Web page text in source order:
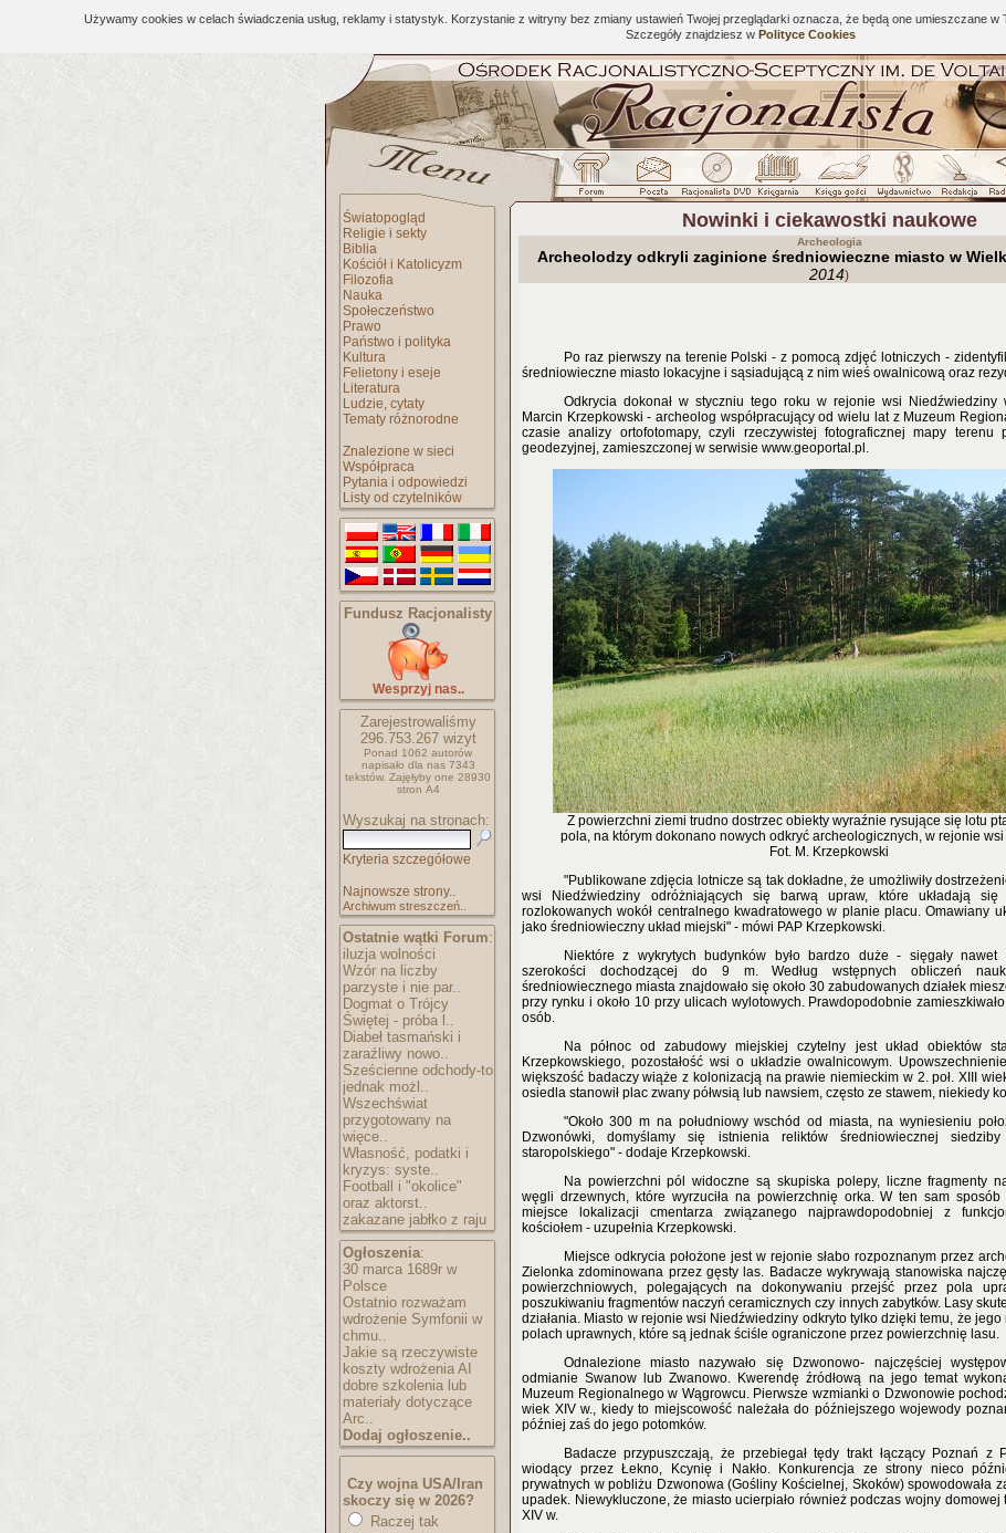
Używamy cookies w celach świadczenia usług, reklamy i statystyk. Korzystanie z witryny bez zmiany ustawień Twojej przeglądarki oznacza, że będą one umieszczane w
Szczegóły znajdziesz w Polityce Cookies
Światopogląd
Religie i sekty
Biblia
Kościół i Katolicyzm
Filozofia
Nauka
Społeczeństwo
Prawo
Państwo i polityka
Kultura
Felietony i eseje
Literatura
Ludzie, cytaty
Tematy różnorodne
Znalezione w sieci
Współpraca
Pytania i odpowiedzi
Listy od czytelników
Fundusz Racjonalisty
Wesprzyj nas..
Zarejestrowaliśmy
296.753.267wizyt
Ponad 1062 autorów
napisało dla nas 7343
tekstów. Zajęłyby one 28930
stron A4
Wyszukaj na stronach:
Kryteria szczegółowe
Najnowsze strony..
Archiwum streszczeń..
Ostatnie wątki Forum:
iluzja wolności
Wzór na liczby
parzyste i nie par..
Dogmat o Trójcy
Świętej - próba l..
Diabeł tasmański i
zaraźliwy nowo..
Sześcienne odchody-to
jednak możl..
Wszechświat
przygotowany na
więce..
Własność, podatki i
kryzys: syste..
Football i "okolice"
oraz aktorst..
zakazane jabłko z raju
Ogłoszenia:
30 marca 1689r w
Polsce
Ostatnio rozważam
wdrożenie Symfonii w
chmu..
Jakie są rzeczywiste
koszty wdrożenia AI
dobre szkolenia lub
materiały dotyczące
Arc..
Dodaj ogłoszenie..
Czy wojna USA/Iran
skoczy się w 2026?
Raczej tak
Nowinki i ciekawostki naukowe
Archeologia
Archeolodzy odkryli zaginione średniowieczne miasto w
2014)
Po raz pierwszy na terenie Polski - z pomocą zdjęć lotniczych -
średniowieczne miasto lokacyjne i sąsiadującą z nim wieś owalnicową oraz
Odkrycia dokonał w styczniu tego roku w rejonie wsi Niedźwiedziny
Marcin Krzepkowski - archeolog współpracujący od wielu lat z Muzeum
czasie analizy ortofotomapy, czyli rzeczywistej fotograficznej mapy terenu
geodezyjnej, zamieszczonej w serwisie www.geoportal.pl.
Z powierzchni ziemi trudno dostrzec obiekty wyraźnie rysujące się lotu
pola, na którym dokonano nowych odkryć archeologicznych, w rejonie
Fot. M. Krzepkowski
"Publikowane zdjęcia lotnicze są tak dokładne, że umożliwiły
wsi Niedźwiedziny odróżniających się barwą upraw, które układają się
rozlokowanych wokół centralnego kwadratowego w planie placu. Omawiany
jako średniowieczny układ miejski" - mówi PAP Krzepkowski.
Niektóre z wykrytych budynków było bardzo duże - sięgały nawet
szerokości dochodzącej do 9 m. Według wstępnych obliczeń
średniowiecznego miasta znajdowało się około 30 zabudowanych działek
przy rynku i około 10 przy ulicach wylotowych. Prawdopodobnie
osób.
Na północ od zabudowy miejskiej czytelny jest układ obiektów
Krzepkowskiego, pozostałość wsi o układzie owalnicowym.
większość badaczy wiąże z kolonizacją na prawie niemieckim w 2. poł. XIII
osiedla stanowił plac zwany półwsią lub nawsiem, często ze stawem, niekiedy
"Około 300 m na południowy wschód od miasta, na wyniesieniu
Dzwonówki, domyślamy się istnienia reliktów średniowiecznej
staropolskiego" - dodaje Krzepkowski.
Na powierzchni pól widoczne są skupiska polepy, liczne fragmenty
węgli drzewnych, które wyrzuciła na powierzchnię orka. W ten sam sposób
miejsce lokalizacji cmentarza związanego najprawdopodobniej z
kościołem - uzupełnia Krzepkowski.
Miejsce odkrycia położone jest w rejonie słabo rozpoznanym przez
Zielonka zdominowana przez gęsty las. Badacze wykrywają stanowiska
powierzchniowych, polegających na dokonywaniu przejść przez pola
poszukiwaniu fragmentów naczyń ceramicznych czy innych zabytków. Lasy
działania. Miasto w rejonie wsi Niedźwiedziny odkryto tylko dzięki temu, że
polach uprawnych, które są jednak ściśle ograniczone przez powierzchnię lasu.
Odnalezione miasto nazywało się Dzwonowo- najczęściej
odmianie Swanow lub Zwanowo. Kwerendę źródłową na jego temat
Muzeum Regionalnego w Wągrowcu. Pierwsze wzmianki o Dzwonowie
wiek XIV w., kiedy to miejscowość należała do późniejszego wojewody
później zaś do jego potomków.
Badacze przypuszczają, że przebiegał tędy trakt łączący Poznań z
wiodący przez Łekno, Kcynię i Nakło. Konkurencja ze strony nieco
prywatnych w pobliżu Dzwonowa (Gośliny Kościelnej, Skoków) spowodowała
upadek. Niewykluczone, że miasto ucierpiało również podczas wojny domowej
XIV w.